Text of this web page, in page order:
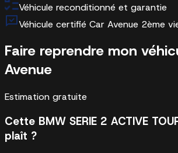
Véhicule reconditionné et garantie
Véhicule certifié Car Avenue 2ème
Faire reprendre mon
Avenue
Estimation gratuite
Cette BMW SERIE 2 ACTIVE
plaît ?